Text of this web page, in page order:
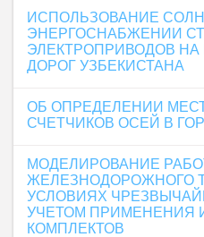
ИСПОЛЬЗОВАНИЕ
ЭНЕРГОСНАБЖЕНИИ
ЭЛЕКТРОПРИВОДОВ
ДОРОГ УЗБЕКИСТАНА
ОБ ОПРЕДЕЛЕНИИ
СЧЕТЧИКОВ ОСЕЙ В
МОДЕЛИРОВАНИЕ
ЖЕЛЕЗНОДОРОЖНОГО
УСЛОВИЯХ
УЧЕТОМ ПРИМЕНЕНИЯ
КОМПЛЕКТОВ